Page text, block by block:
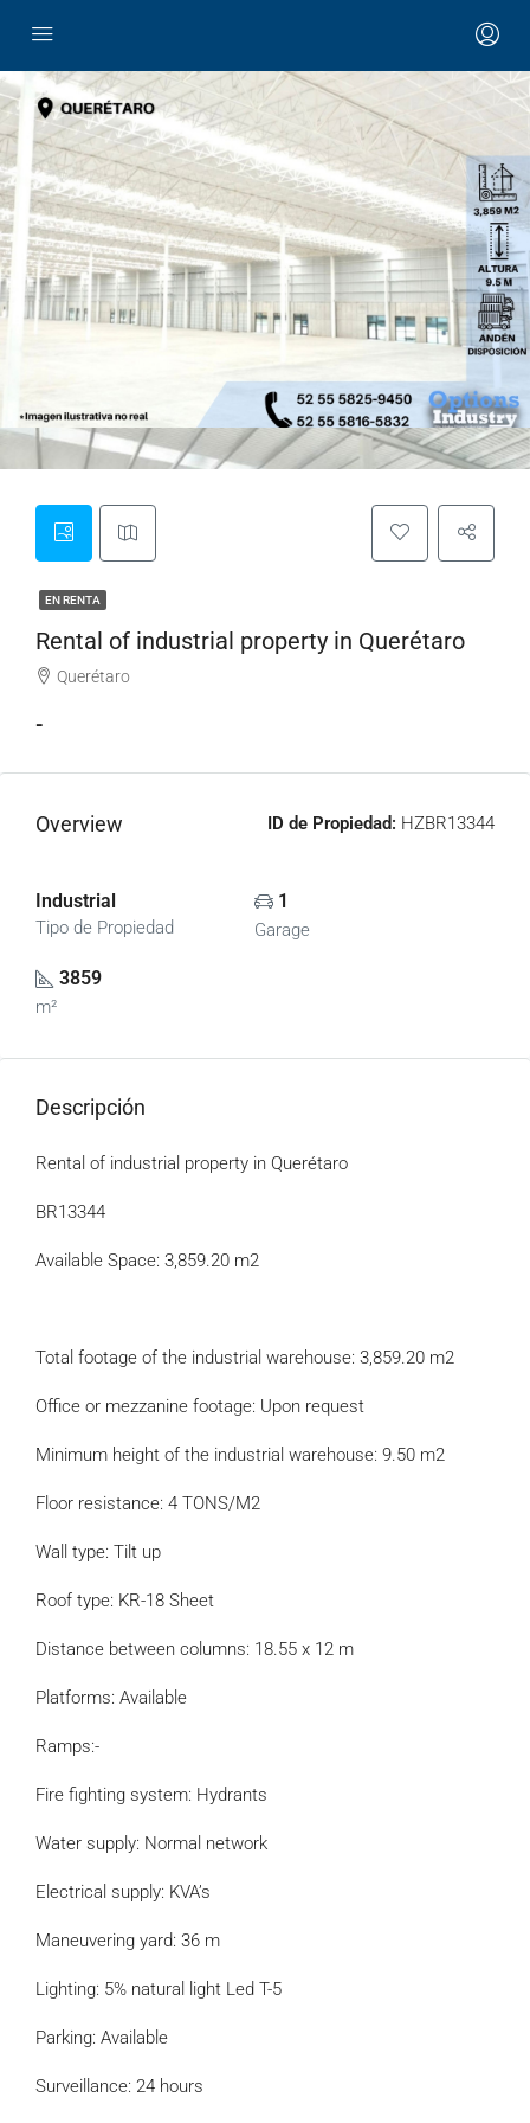
EN RENTA
Rental of industrial property in Querétaro
Querétaro
-
Overview ID de Propiedad: HZBR13344
Industrial
Tipo de Propiedad
1
Garage
3859
m²
Descripción
Rental of industrial property in Querétaro
BR13344
Available Space: 3,859.20 m2
Total footage of the industrial warehouse: 3,859.20 m2
Office or mezzanine footage: Upon request
Minimum height of the industrial warehouse: 9.50 m2
Floor resistance: 4 TONS/M2
Wall type: Tilt up
Roof type: KR-18 Sheet
Distance between columns: 18.55 x 12 m
Platforms: Available
Ramps:-
Fire fighting system: Hydrants
Water supply: Normal network
Electrical supply: KVA’s
Maneuvering yard: 36 m
Lighting: 5% natural light Led T-5
Parking: Available
Surveillance: 24 hours